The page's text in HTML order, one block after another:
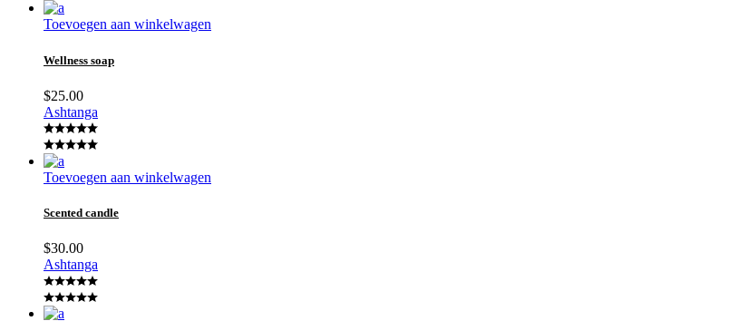
Toevoegen aan winkelwagen
Wellness soap
$25.00
Ashtanga
Toevoegen aan winkelwagen
Scented candle
$30.00
Ashtanga